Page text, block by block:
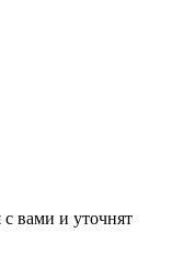
вами и уточнят